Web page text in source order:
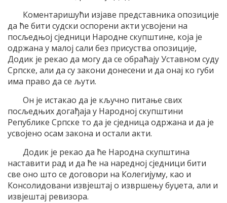
Коментаришући изјаве представника опозиције
да ће бити судски оспорени акти усвојени на
посљедњој сједници Народне скупштине, која је
одржана у малој сали без присуства опозиције,
Додик је рекао да могу да се обраћају Уставном суду
Српске, али да су закони донесени и да онај ко губи
има право да се љути.
Он је истакао да је кључно питање свих
посљедњих догађаја у Народној скупштини
Републике Српске то да је сједница одржана и да је
усвојено осам закона и остали акти.
Додик је рекао да ће Народна скупштина
наставити рад и да ће на наредној сједници бити
све оно што се договори на Колегијуму, као и
Консолидовани извјештај о извршењу буџета, али и
извјештај ревизора.